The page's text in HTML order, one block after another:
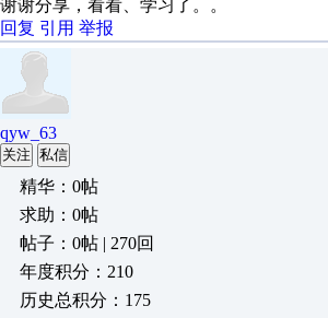
谢谢分享，看看、学习了。。
回复 引用 举报
qyw_63
关注 私信
精华：0帖
求助：0帖
帖子：0帖 | 270回
年度积分：210
历史总积分：175